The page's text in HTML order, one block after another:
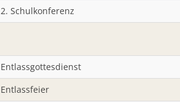
2. Schulkonferenz
Entlassgottesdienst
Entlassfeier